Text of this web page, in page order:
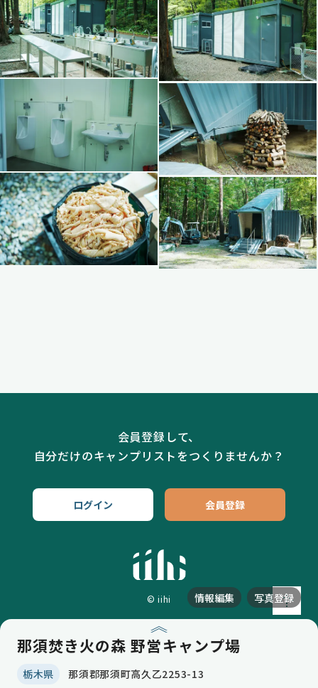
情報編集 写真登録
那須焚き火の森 野営キャンプ場
栃木県 那須郡那須町高久乙2253-13
会員登録して、
自分だけのキャンプリストをつくりませんか？
ログイン 会員登録
© iihi